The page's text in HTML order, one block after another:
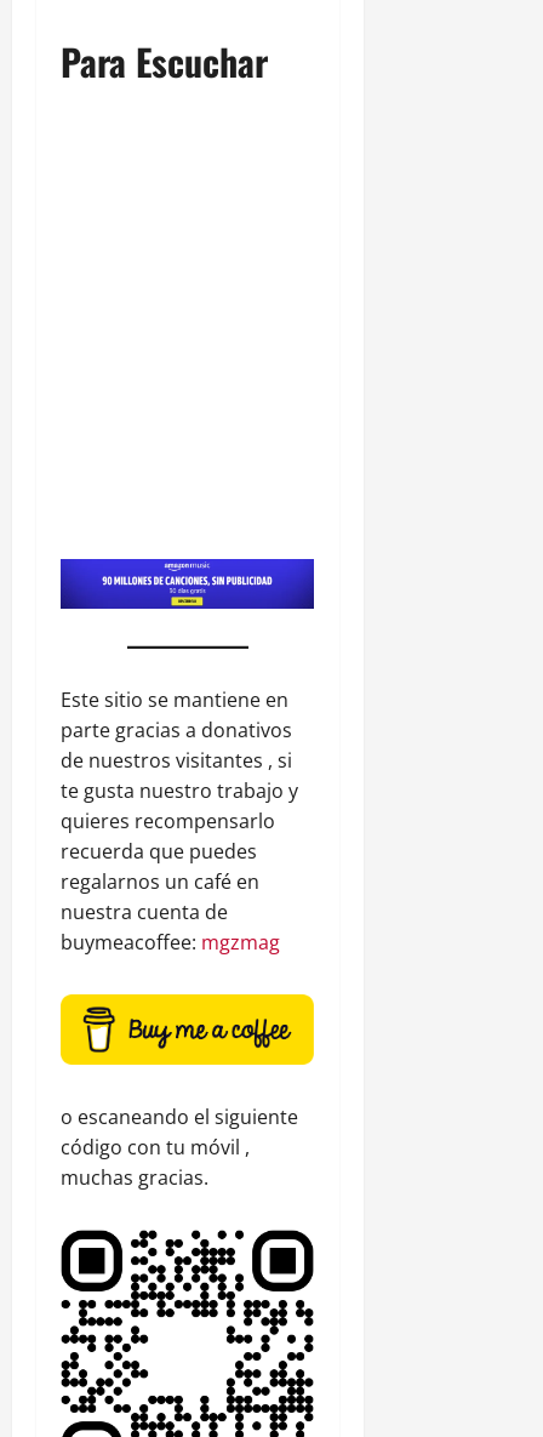
Para Escuchar
Este sitio se mantiene en
parte gracias a donativos
de nuestros visitantes , si
te gusta nuestro trabajo y
quieres recompensarlo
recuerda que puedes
regalarnos un café en
nuestra cuenta de
buymeacoffee: mgzmag
o escaneando el siguiente
código con tu móvil ,
muchas gracias.